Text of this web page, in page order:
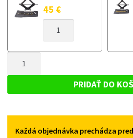
45 €
DOJAZDOVÉ
MINI
II
2014
MINI
OD
PRIDAŤ DO
Každá objednávka prechádza